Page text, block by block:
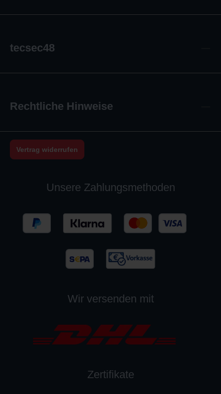
tecsec48
Rechtliche Hinweise
Vertrag widerrufen
Unsere Zahlungsmethoden
Wir versenden mit
Zertifikate